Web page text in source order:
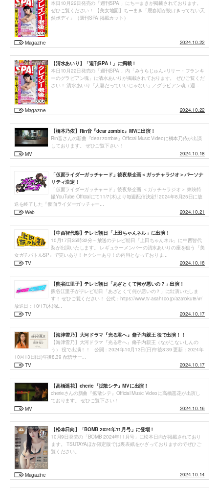
本日10月22日発売の「週刊SPA!」にちーまきが掲載されております。
ぜひご覧ください！ 【美女地図】ちーまき「思春期が抜けきってない天
然ボディ」（週刊SPA!掲載カット）
Magazine 2024.10.22
【清水あいり】「週刊SPA！」に掲載！
本日10月22日発売の「週刊SPA!」内「みうらじゅん×リリー・フランキ
ーのグラビアン魂」に清水あいりが掲載されております。 ぜひご覧くだ
さい！ 清水あいり「人妻だっていいじゃない」／グラビアン魂（週...
Magazine 2024.10.22
【橋本乃依】Rin音『dear zombie』MVに出演！
Rin音さんの新曲『dear zombie』Official Music Videoに橋本乃依が出演
しております。 ぜひご覧下さい！
MV
2024.10.18
「仮面ライダーガッチャード」後夜祭企画＜ガッチャラジオ＞パーソナ
リティ決定！
「仮面ライダーガッチャード」後夜祭企画 ＜ガッチャラジオ＞ 東映特
撮YouTube Officialにて11/7(木)より毎週配信決定!! 2024年8月25日に放
送を終了した『仮面ライダーガッチャー...
Web
2024.10.21
【中西智代梨】テレビ朝日「上田ちゃんネル」に出演！
10月17日25時32分～放送のテレビ朝日「上田ちゃんネル」に中西智代
梨が出演いたします。 レギュラーメンバーの清水あいりの座を狙う『美
女ガチバトルSP』で笑いあり！セクシーあり！の内容となっておりま...
TV
2024.10.18
【熊谷江里子】テレビ朝日「あざとくて何が悪いの？」出演！
熊谷江里子がテレビ朝日「あざとくて何が悪いの？」に出演いたしま
す！ ぜひご覧ください！ 公式：https://www.tv-asahi.co.jp/azatokute/#/
放送日：10/17(木)深...
TV
2024.10.17
【海津雪乃】大河ドラマ『光る君へ』脩子内親王 役で出演！！
【海津雪乃】大河ドラマ『光る君へ』脩子内親王（ながこないしんの
う） 役で出演！！ 公開：2024年10月13日(日)午後8:39 更新：2024年
10月13日(日)午後8:39 配信サー...
TV
2024.10.17
【高橋遥花】cherie『拡散シテ』MVに出演！
cherieさんの新曲『拡散シテ』Official Music Videoに高橋遥花が出演し
ております。 ぜひご覧下さい！
MV
2024.10.16
【松本日向】「BOMB 2024年11月号」に登場！
10月9日発売の「BOMB 2024年11月号」に松本日向が掲載されており
ます。 TSUTAYAほか限定版では裏表紙をかざっておりますのでぜひご
覧ください。
Magazine 2024.10.14